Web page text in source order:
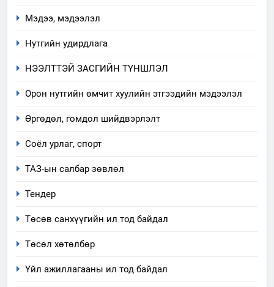
Мэдээ, мэдээлэл
Нутгийн удирдлага
НЭЭЛТТЭЙ ЗАСГИЙН ТҮНШЛЭЛ
Орон нутгийн өмчит хуулийн этгээдийн мэдээлэл
Өргөдөл, гомдол шийдвэрлэлт
Соёл урлаг, спорт
ТАЗ-ын салбар зөвлөл
Тендер
Төсөв санхүүгийн ил тод байдал
Төсөл хөтөлбөр
Үйл ажиллагааны ил тод байдал
хэмжээний төлөвлөгөө
аудитын дүгнэлт
7
байгаа хууль тогтоомж
8
үйлдвэрлэл, үйлчилгээ,
ИЛ ТОД БАЙДАЛ